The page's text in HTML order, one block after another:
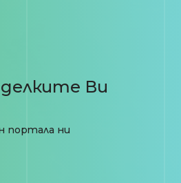
Ви
портала ни